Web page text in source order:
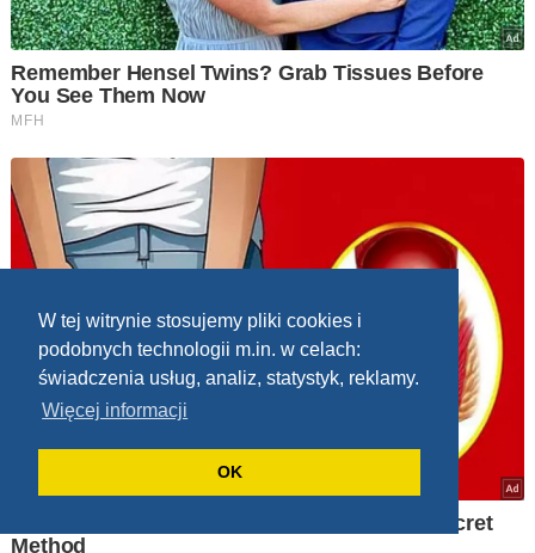
W tej witrynie stosujemy pliki cookies i
podobnych technologii m.in. w celach:
świadczenia usług, analiz, statystyk, reklamy.
Więcej informacji
OK